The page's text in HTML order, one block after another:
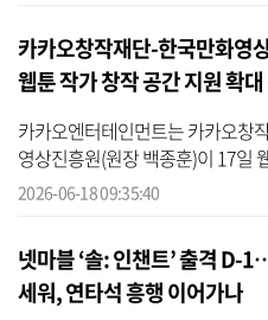
카카오창작재단-한국만화영
웹툰 작가 창작 공간 지원 확대
손’
카카오엔터테인먼트는 카카오창
영상진흥원(원장 백종훈)이 17일
흥원 클러스터(웹툰융합센터 및
2026-06-18 09:35:40
넷마블 ‘솔: 인챈트’ 출격 D-
세워, 연타석 흥행 이어가나